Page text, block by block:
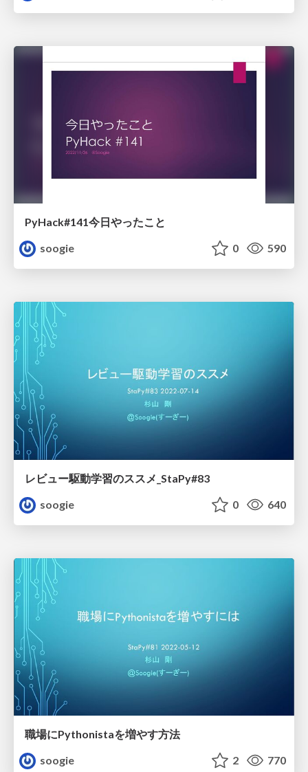
PyHack#141今日やったこと
soogie
0 590
レビュー駆動学習のススメ_StaPy#83
soogie
0 640
職場にPythonistaを増やす方法
soogie
2 770